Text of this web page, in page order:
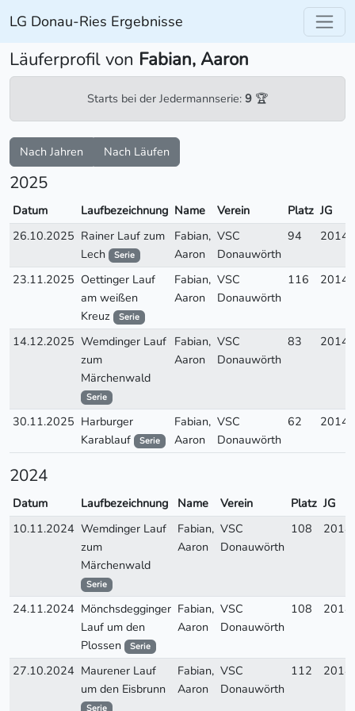
LG Donau-Ries Ergebnisse
Läuferprofil von Fabian, Aaron
Starts bei der Jedermannserie: 9 🏆
Nach Jahren Nach Läufen
2025
Datum Laufbezeichnung Name Verein Platz JG
26.10.2025 Rainer Lauf zum
Lech
Serie
Fabian,
Aaron
VSC
Donauwörth
94 2014
23.11.2025 Oettinger Lauf
am weißen
Kreuz
Serie
Fabian,
Aaron
VSC
Donauwörth
116 2014
14.12.2025 Wemdinger Lauf
zum
Märchenwald
Serie
Fabian,
Aaron
VSC
Donauwörth
83 2014
30.11.2025 Harburger
Karablauf
Serie
Fabian,
Aaron
VSC
Donauwörth
62 2014
2024
Datum Laufbezeichnung Name Verein Platz JG
10.11.2024 Wemdinger Lauf
zum
Märchenwald
Serie
Fabian,
Aaron
VSC
Donauwörth
108 2014
24.11.2024 Mönchsdegginger
Lauf um den
Plossen
Serie
Fabian,
Aaron
VSC
Donauwörth
108 2014
27.10.2024 Maurener Lauf
um den Eisbrunn
Serie
Fabian,
Aaron
VSC
Donauwörth
112 2014